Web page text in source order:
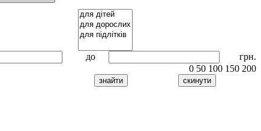
до
грн.
0 50 100 150 200